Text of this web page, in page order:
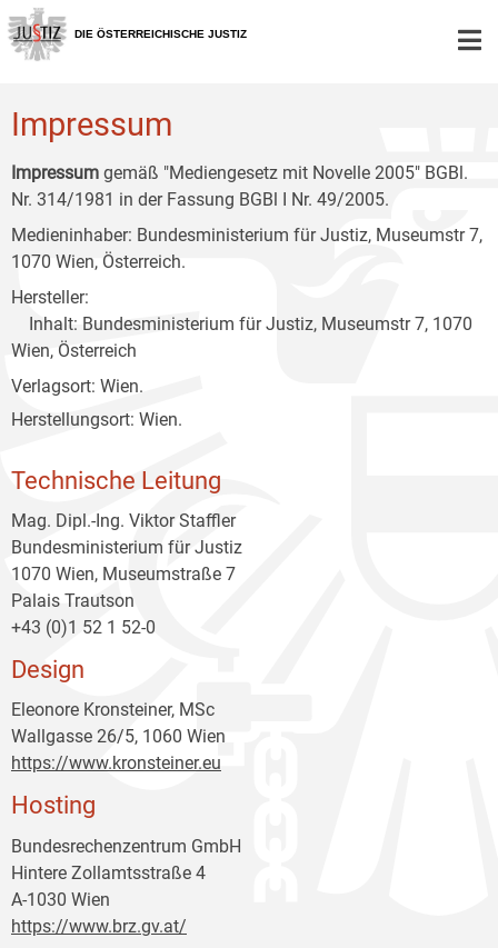
Zur
Hauptnavigation
[1]
Zum
Inhalt
[2]
Zum
Untermenü
[3]
DIE ÖSTERREICHISCHE JUSTIZ
Impressum
Impressum gemäß "Mediengesetz mit Novelle 2005" BGBl.
Nr. 314/1981 in der Fassung BGBl I Nr. 49/2005.
Medieninhaber: Bundesministerium für Justiz, Museumstr 7,
1070 Wien, Österreich.
Hersteller:
Inhalt: Bundesministerium für Justiz, Museumstr 7, 1070
Wien, Österreich
Verlagsort: Wien.
Herstellungsort: Wien.
Technische Leitung
Mag. Dipl.-Ing. Viktor Staffler
Bundesministerium für Justiz
1070 Wien, Museumstraße 7
Palais Trautson
+43 (0)1 52 1 52-0
Design
Eleonore Kronsteiner, MSc
Wallgasse 26/5, 1060 Wien
https://www.kronsteiner.eu
Hosting
Bundesrechenzentrum GmbH
Hintere Zollamtsstraße 4
A-1030 Wien
https://www.brz.gv.at/